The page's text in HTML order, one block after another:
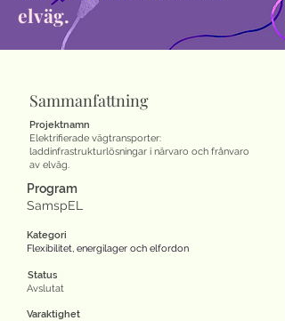
elväg.
Sammanfattning
Projektnamn
Elektrifierade vägtransporter:
laddinfrastrukturlösningar i närvaro och frånvaro
av elväg.
Program
SamspEL
Kategori
Flexibilitet, energilager och elfordon
Status
Avslutat
Varaktighet